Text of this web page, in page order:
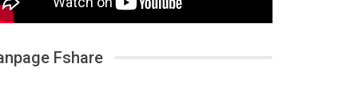
Fshare